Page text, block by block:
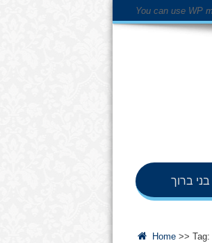
You can use WP
בני ברוך
Home >> Tag: